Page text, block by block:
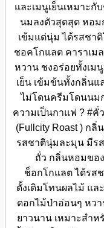
และเมนูเย็นเหมาะกั
นมลงตัวสุดสุด หอม
เข้มแต่นุ่ม ได้รสชา
ชอคโกแลต คาราเม
หวาน ชงอร่อยทั้งเม
เย็น เข้มข้นทั้งกลิ่นแ
ไม่โดนครีมโดนนม
ความเป็นกาแฟ ? #คั่
(Fullcity Roast ) กลิ่
รสชาตินุ่มละมุน มีร
ถั่ว กลิ่นหอมของ
ช็อกโกแลต ได้รส
ดั้งเดิมโทนผลไม้ แล
ดอกไม้ป่าอ่อนๆ หว
ยาวนาน เหมาะสำห